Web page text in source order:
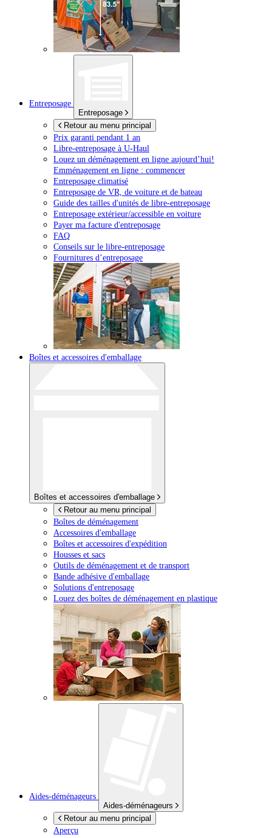
Entreposage
Entreposage
Retour au menu principal
Prix garanti pendant 1 an
Libre-entreposage à U-Haul
Louez un déménagement en ligne aujourd’hui!
Emménagement en ligne : commencer
Entreposage climatisé
Entreposage de VR, de voiture et de bateau
Guide des tailles d'unités de libre-entreposage
Entreposage extérieur/accessible en voiture
Payer ma facture d'entreposage
FAQ
Conseils sur le libre-entreposage
Fournitures d’entreposage
Boîtes et accessoires d'emballage
Boîtes et accessoires d'emballage
Retour au menu principal
Boîtes de déménagement
Accessoires d'emballage
Boîtes et accessoires d'expédition
Housses et sacs
Outils de déménagement et de transport
Bande adhésive d'emballage
Solutions d'entreposage
Louez des boîtes de déménagement en plastique
Aides-déménageurs
Aides-déménageurs
Retour au menu principal
Aperçu